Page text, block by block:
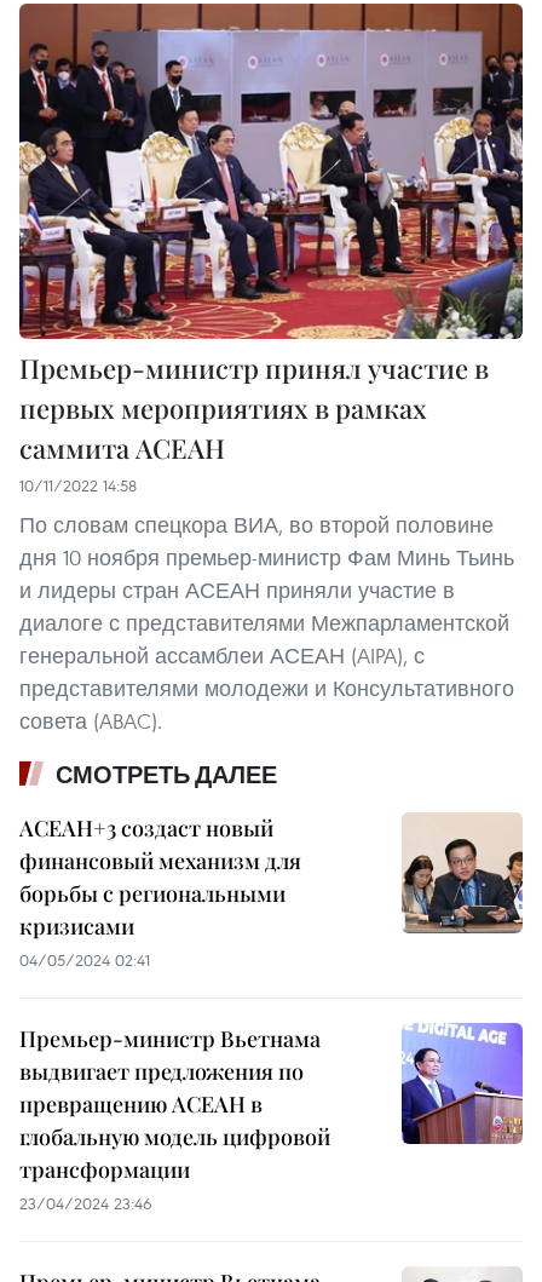
Премьер-министр принял участие в
первых мероприятиях в рамках
саммита АСЕАН
10/11/2022 14:58
По словам спецкора ВИА, во второй половине
дня 10 ноября премьер-министр Фам Минь Тьинь
и лидеры стран АСЕАН приняли участие в
диалоге с представителями Межпарламентской
генеральной ассамблеи АСЕАН (AIPA), с
представителями молодежи и Консультативного
совета (ABAC).
СМОТРЕТЬ ДАЛЕЕ
АСЕАН+3 создаст новый
финансовый механизм для
борьбы с региональными
кризисами
04/05/2024 02:41
Премьер-министр Вьетнама
выдвигает предложения по
превращению АСЕАН в
глобальную модель цифровой
трансформации
23/04/2024 23:46